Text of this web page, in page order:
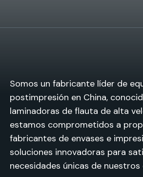
Somos un fabricante líder de
postimpresión en China,
laminadoras de flauta de alta
estamos comprometidos a
fabricantes de envases e
soluciones innovadoras para
necesidades únicas de nuestros